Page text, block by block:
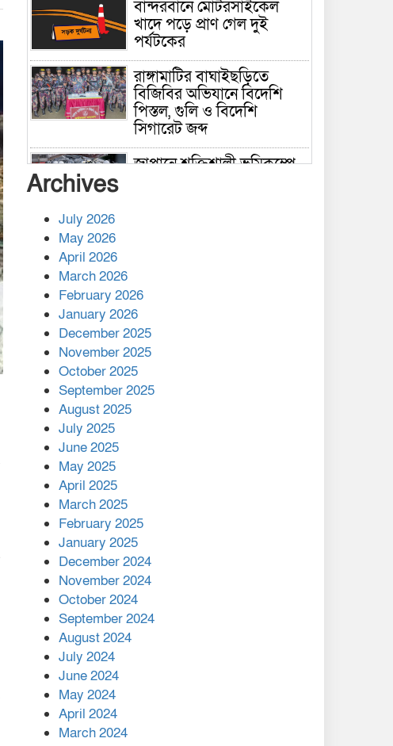
বান্দরবানে মোটরসাইকেল
খাদে পড়ে প্রাণ গেল দুই
পর্যটকের
রাঙ্গামাটির বাঘাইছড়িতে
বিজিবির অভিযানে বিদেশি
পিস্তল, গুলি ও বিদেশি
সিগারেট জব্দ
জাপানে শক্তিশালী ভূমিকম্পে
কাপ্তাই প্রেস ক্লাবের সভাপতি
মাহফুজ, সম্পাদক রিপন মারমা
নির্বাচিত
মালয়েশিয়ার প্রধানমন্ত্রীকে চিঠি
দেয়ার পর ফোন তারেক
রহমানের,গ্যাস সঙ্কট
মোকাবিলায় সহায়তার আশ্বাস
এক বিলিয়ন ডলার বিনিয়োগ
হবে আনোয়ারায়
বান্দরবানে বন্যায় ক্ষতিগ্রস্তদের
মাঝে সহায়তা দিলেন সাচিং প্রু
জেরী
Archives
July 2026
May 2026
April 2026
March 2026
February 2026
January 2026
December 2025
November 2025
October 2025
September 2025
August 2025
July 2025
June 2025
May 2025
April 2025
March 2025
February 2025
January 2025
December 2024
November 2024
October 2024
September 2024
August 2024
July 2024
June 2024
May 2024
April 2024
March 2024